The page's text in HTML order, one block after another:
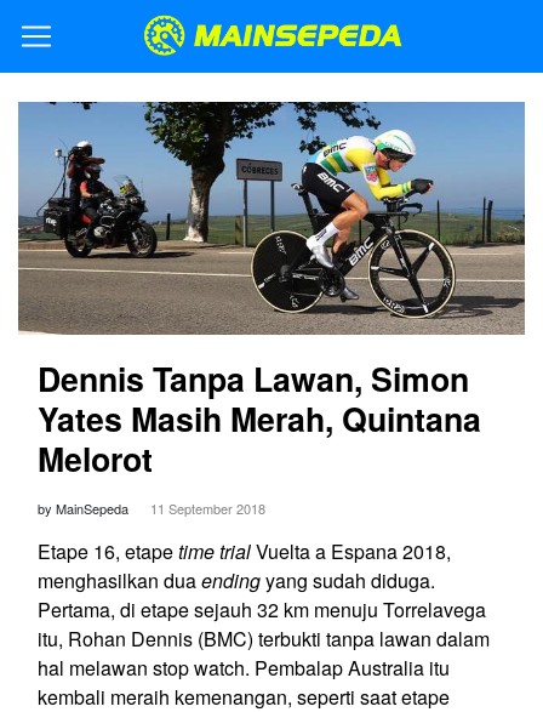
Dennis Tanpa Lawan, Simon
Yates Masih Merah, Quintana
Melorot
by MainSepeda 11 September 2018
Etape 16, etapetime trialVuelta a Espana 2018,
menghasilkan duaendingyang sudah diduga.
Pertama, di etape sejauh 32 km menuju Torrelavega
itu, Rohan Dennis (BMC) terbukti tanpa lawan dalam
hal melawan stop watch. Pembalap Australia itu
kembali meraih kemenangan, seperti saat etape